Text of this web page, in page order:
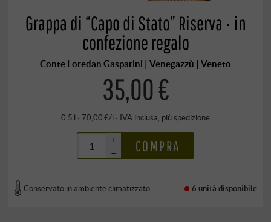
Grappa di “Capo di Stato” Riserva · in
confezione regalo
Conte Loredan Gasparini | Venegazzù | Veneto
35,00 €
0,5 l · 70,00 €/l · IVA inclusa , più spedizione
+
–
COMPRA
Conservato in ambiente climatizzato 6 unità disponibile